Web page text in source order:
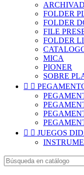
FOLDER
FOLDER
FILE
FOLDER
MICA
PIONER
SOBRE
 
  JUEGOS